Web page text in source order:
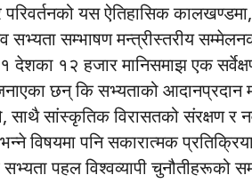
परिवर्तनको यस ऐतिहासिक
सम्भाषण मन्त्रीस्तरीय
देशका १२ हजार मानिसमाझ एक
छन् कि सभ्यताको आदानप्रदान
साथै सांस्कृतिक विरासतको संरक्षण
विषयमा पनि सकारात्मक
सभ्यता पहल विश्वव्यापी